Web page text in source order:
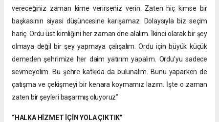
vereceğiniz zaman kime verirseniz verin. Zaten hiç kimse bir
başkasının siyasi düşüncesine karışamaz. Dolaysıyla biz seçim
hariç. Ordu üst kimliğini her zaman öne alalım. İkinci olarak bir şey
olmaya değil bir şey yapmaya çalışalım. Ordu için büyük küçük
demeden şehrimize her daim yatırım yapalım. Ordu’yu sadece
sevmeyelim. Bu şehre katkıda da bulunalım. Bunu yaparken de
çatışma ve çekişmeyi bir kenara koymamız lazım. İşte o zaman
zaten bir şeyleri başarmış oluyoruz”
“HALKA HİZMET İÇİN YOLA ÇIKTIK”